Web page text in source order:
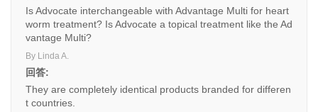
Is Advocate interchangeable with Advantage Multi for heart
worm treatment? Is Advocate a topical treatment like the Ad
vantage Multi?
By Linda A.
回答:
They are completely identical products branded for differen
t countries.